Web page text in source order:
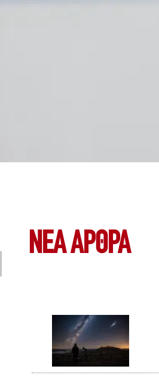
ΝΕΑ ΆΡΘΡΑ